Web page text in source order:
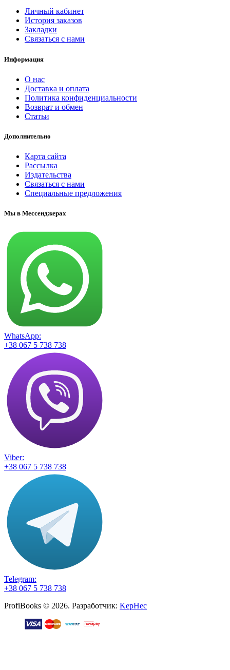
Личный кабинет
История заказов
Закладки
Связаться с нами
Информация
О нас
Доставка и оплата
Политика конфиденциальности
Возврат и обмен
Статьи
Дополнительно
Карта сайта
Рассылка
Издательства
Связаться с нами
Специальные предложения
Мы в Мессенджерах
WhatsApp:
+38 067 5 738 738
Viber:
+38 067 5 738 738
Telegram:
+38 067 5 738 738
ProfiBooks © 2026. Разработчик: KepHec